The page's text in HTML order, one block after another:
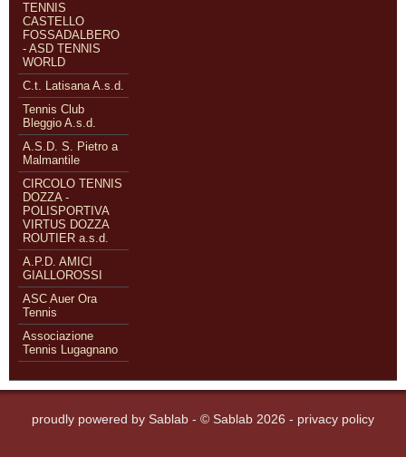
TENNIS
CASTELLO
FOSSADALBERO
- ASD TENNIS
WORLD
C.t. Latisana A.s.d.
Tennis Club
Bleggio A.s.d.
A.S.D. S. Pietro a
Malmantile
CIRCOLO TENNIS
DOZZA -
POLISPORTIVA
VIRTUS DOZZA
ROUTIER a.s.d.
A.P.D. AMICI
GIALLOROSSI
ASC Auer Ora
Tennis
Associazione
Tennis Lugagnano
proudly powered by Sablab - © Sablab 2026 - privacy policy